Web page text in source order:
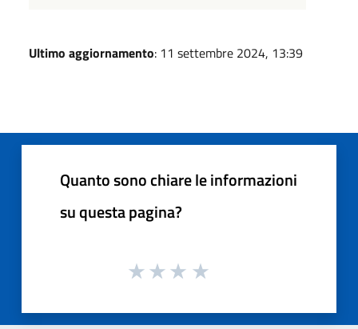
Ultimo aggiornamento: 11 settembre 2024, 13:39
Quanto sono chiare le informazioni
su questa pagina?